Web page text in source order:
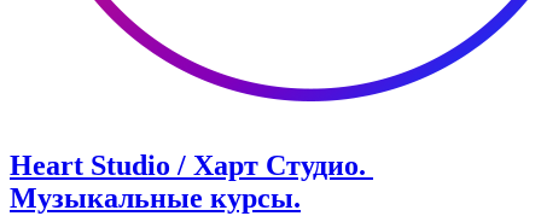
Heart Studio / Харт Студио. ​
Музыкальные курсы.